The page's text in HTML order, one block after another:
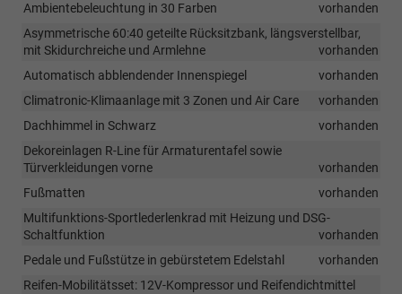
Ambientebeleuchtung in 30 Farben
vorhanden
Asymmetrische 60:40 geteilte Rücksitzbank, längsverstellbar,
mit Skidurchreiche und Armlehne
vorhanden
Automatisch abblendender Innenspiegel
vorhanden
Climatronic-Klimaanlage mit 3 Zonen und Air Care
vorhanden
Dachhimmel in Schwarz
vorhanden
Dekoreinlagen R-Line für Armaturentafel sowie
Türverkleidungen vorne
vorhanden
Fußmatten
vorhanden
Multifunktions-Sportlederlenkrad mit Heizung und DSG-
Schaltfunktion
vorhanden
Pedale und Fußstütze in gebürstetem Edelstahl
vorhanden
Reifen-Mobilitätsset: 12V-Kompressor und Reifendichtmittel